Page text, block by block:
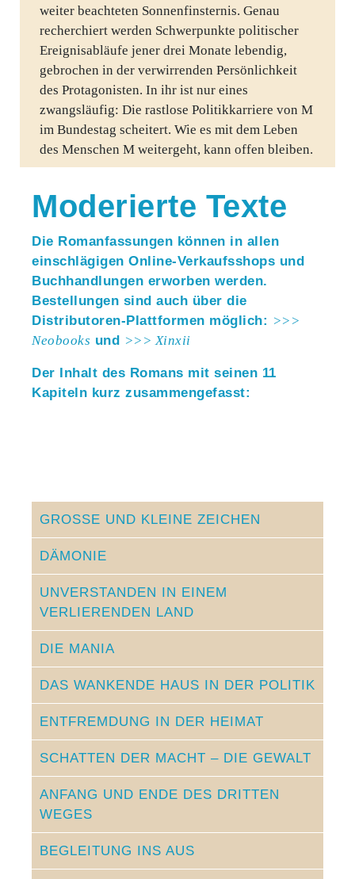
weiter beachteten Sonnenfinsternis. Genau
recherchiert werden Schwerpunkte politischer
Ereignisabläufe jener drei Monate lebendig,
gebrochen in der verwirrenden Persönlichkeit
des Protagonisten. In ihr ist nur eines
zwangsläufig: Die rastlose Politikkarriere von M
im Bundestag scheitert. Wie es mit dem Leben
des Menschen M weitergeht, kann offen bleiben.
Moderierte Texte
Die Romanfassungen können in allen
einschlägigen Online-Verkaufsshops und
Buchhandlungen erworben werden.
Bestellungen sind auch über die
Distributoren-Plattformen möglich: >>>
Neobooks und >>> Xinxii
Der Inhalt des Romans mit seinen 11
Kapiteln kurz zusammengefasst:
GROSSE UND KLEINE ZEICHEN
DÄMONIE
UNVERSTANDEN IN EINEM
VERLIERENDEN LAND
DIE MANIA
DAS WANKENDE HAUS IN DER POLITIK
ENTFREMDUNG IN DER HEIMAT
SCHATTEN DER MACHT – DIE GEWALT
ANFANG UND ENDE DES DRITTEN
WEGES
BEGLEITUNG INS AUS